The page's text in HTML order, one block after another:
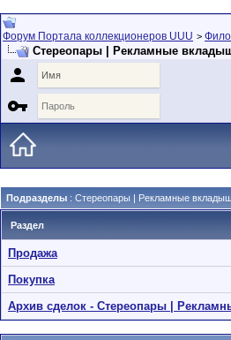
Форум Портала коллекционеров UUU >
Стереопары | Рекламные


Подразделы : Стереопары | Рекламные
Раздел
Продажа
Покупка
Архив сделок - Стереопары |